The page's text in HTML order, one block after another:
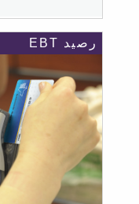
رصيد EBT